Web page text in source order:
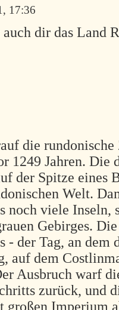
17:36
dir das Land
die
1249 Jahren. Die
der Spitze eines
Welt.
noch viele Inseln,
Gebirges.
- der Tag, an dem
auf dem
Ausbruch warf
zurück, und
großen Imperium